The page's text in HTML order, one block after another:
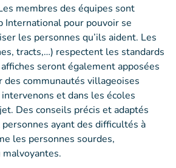
membres des équipes sont
International pour pouvoir se
les personnes qu’ils aident. Les
tracts,…) respectent les standards
seront également apposées
des communautés villageoises
et dans les écoles
Des conseils précis et adaptés
ayant des difficultés à
les personnes sourdes,